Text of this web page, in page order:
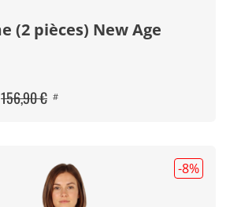
Set femme (2 pièces) New Age
156,90 € #
-8%